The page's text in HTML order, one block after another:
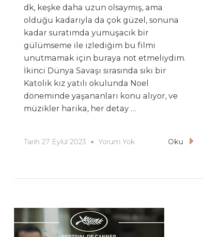
dk, keşke daha uzun olsaymış, ama
olduğu kadarıyla da çok güzel, sonuna
kadar suratımda yumuşacık bir
gülümseme ile izlediğim bu filmi
unutmamak için buraya not etmeliydim.
İkinci Dünya Savaşı sırasında sıkı bir
Katolik kız yatılı okulunda Noel
döneminde yaşananları konu alıyor, ve
müzikler harika, her detay …
Tarih 27 Eylül 2023 Yorum YokLe
Oku